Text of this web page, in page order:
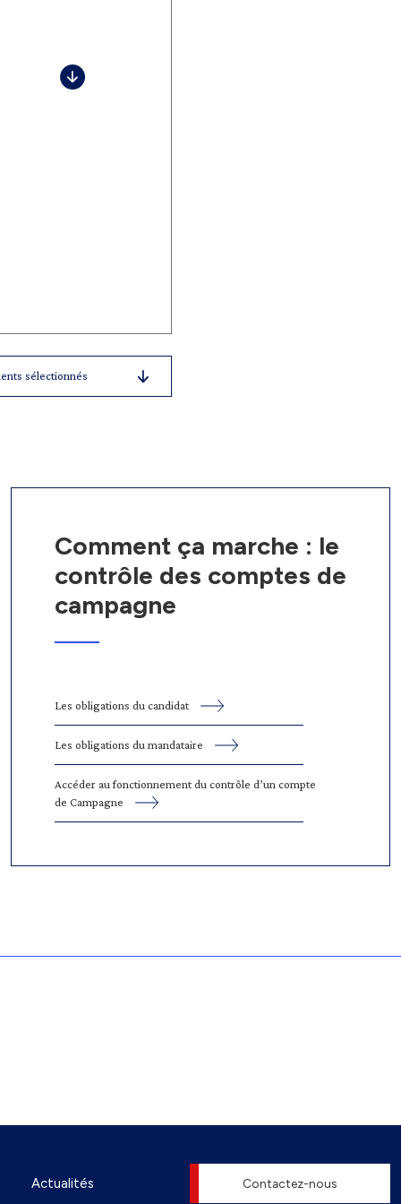
sélectionnés
Comment ça marche : le
contrôle des comptes de
campagne
Les obligations du candidat
Les obligations du mandataire
Accéder au fonctionnement du contrôle d’un compte
de Campagne
Actualités Contactez-nous